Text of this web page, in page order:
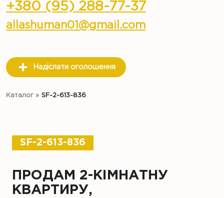
+380 (95) 288-77-37
allashuman01@gmail.com
Надіслати оголошення
Каталог » SF-2-613-836
SF-2-613-836
ПРОДАМ 2-КІМНАТНУ
КВАРТИРУ,